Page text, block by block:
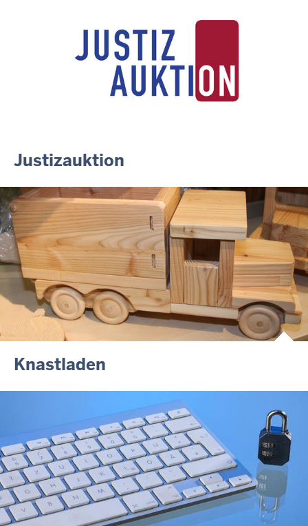
Justiz der Zukunft gemeinsam gestalten: Minister Limbach
zieht positive Bilanz des Projekts Zukunftswerkstatt Justiz
der Justizvollzugsschule NRW geehrt
RechtSpecial - Schiedsleute helfen Streit schlichten!
Justizauktion
Knastladen